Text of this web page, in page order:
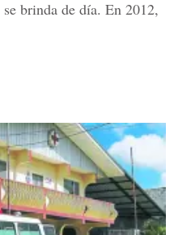
brinda de día. En 2012,